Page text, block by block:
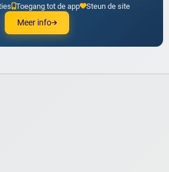
Toegang tot de app Steun de site
Meer info